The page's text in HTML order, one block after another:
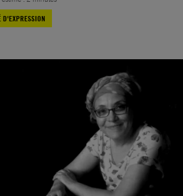
D'EXPRESSION